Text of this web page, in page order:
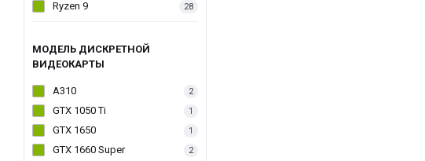
Ryzen 9 28
МОДЕЛЬ ДИСКРЕТНОЙ
ВИДЕОКАРТЫ
A310 2
GTX 1050 Ti 1
GTX 1650 1
GTX 1660 Super 2